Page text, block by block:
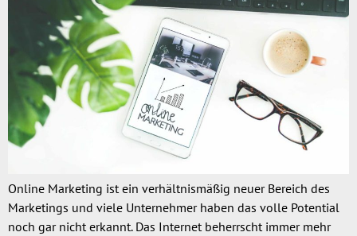
Online Marketing ist ein verhältnismäßig neuer Bereich des
Marketings und viele Unternehmer haben das volle Potential
noch gar nicht erkannt. Das Internet beherrscht immer mehr